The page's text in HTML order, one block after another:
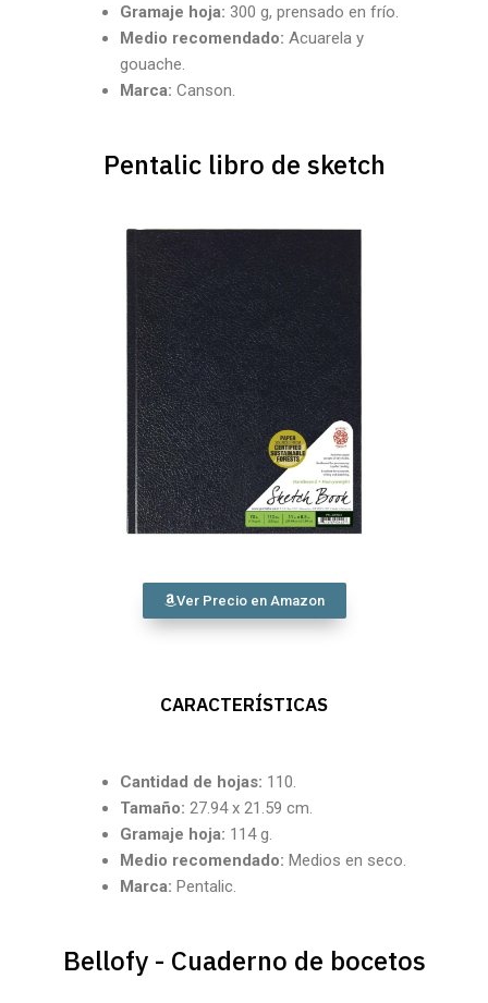
Gramaje hoja: 300 g, prensado en frío.
Medio recomendado: Acuarela y
gouache.
Marca: Canson.
Pentalic libro de sketch
Ver Precio en Amazon
CARACTERÍSTICAS
Cantidad de hojas: 110.
Tamaño: 27.94 x 21.59 cm.
Gramaje hoja: 114 g.
Medio recomendado: Medios en seco.
Marca: Pentalic.
Bellofy - Cuaderno de bocetos